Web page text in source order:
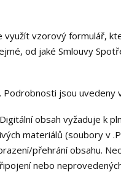
vzorový formulář,
od jaké Smlouvy
jsou uvedeny
obsah vyžaduje k
materiálů (soubory v
přehrání obsahu.
nebo